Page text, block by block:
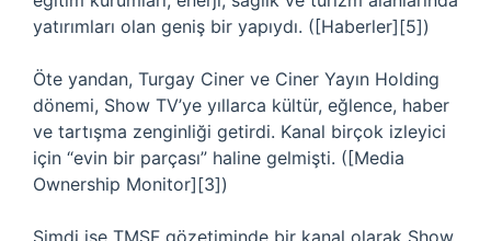
yatırımları olan geniş bir yapıydı. ([Haberler][5])
Öte yandan, Turgay Ciner ve Ciner Yayın Holding
dönemi, Show TV’ye yıllarca kültür, eğlence, haber
ve tartışma zenginliği getirdi. Kanal birçok izleyici
için “evin bir parçası” haline gelmişti. ([Media
Ownership Monitor][3])
Şimdi ise TMSF gözetiminde bir kanal olarak Show